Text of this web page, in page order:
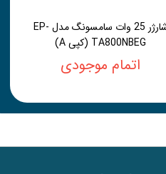
شارژر 25 وات سامسونگ مدل EP-
TA800NBEG (کپی A)
اتمام موجودی